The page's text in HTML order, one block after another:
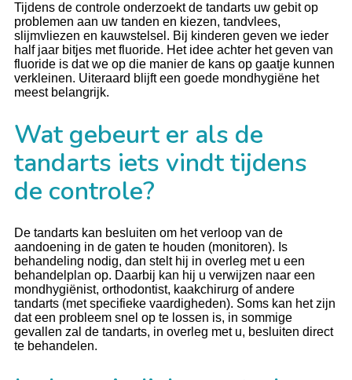
Tijdens de controle onderzoekt de tandarts uw gebit op
problemen aan uw tanden en kiezen, tandvlees,
slijmvliezen en kauwstelsel. Bij kinderen geven we ieder
half jaar bitjes met fluoride. Het idee achter het geven van
fluoride is dat we op die manier de kans op gaatje kunnen
verkleinen. Uiteraard blijft een goede mondhygiëne het
meest belangrijk.
Wat gebeurt er als de
tandarts iets vindt tijdens
de controle?
De tandarts kan besluiten om het verloop van de
aandoening in de gaten te houden (monitoren). Is
behandeling nodig, dan stelt hij in overleg met u een
behandelplan op. Daarbij kan hij u verwijzen naar een
mondhygiënist, orthodontist, kaakchirurg of andere
tandarts (met specifieke vaardigheden). Soms kan het zijn
dat een probleem snel op te lossen is, in sommige
gevallen zal de tandarts, in overleg met u, besluiten direct
te behandelen.